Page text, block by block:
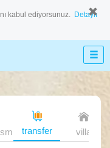
kabul ediyorsunuz. Detaylı
transfer villa